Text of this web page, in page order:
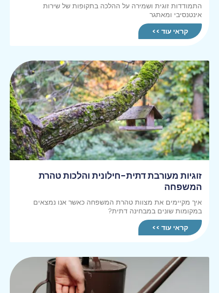
התמודדות זוגית ושמירה על ההלכה בתקופות של שירות
אינטנסיבי ומאתגר
קראי עוד >>
זוגיות מעורבת דתית-חילונית והלכות טהרת
המשפחה
איך מקיימים את מצוות טהרת המשפחה כאשר אנו נמצאים
במקומות שונים במבחינה דתית?
קראי עוד >>